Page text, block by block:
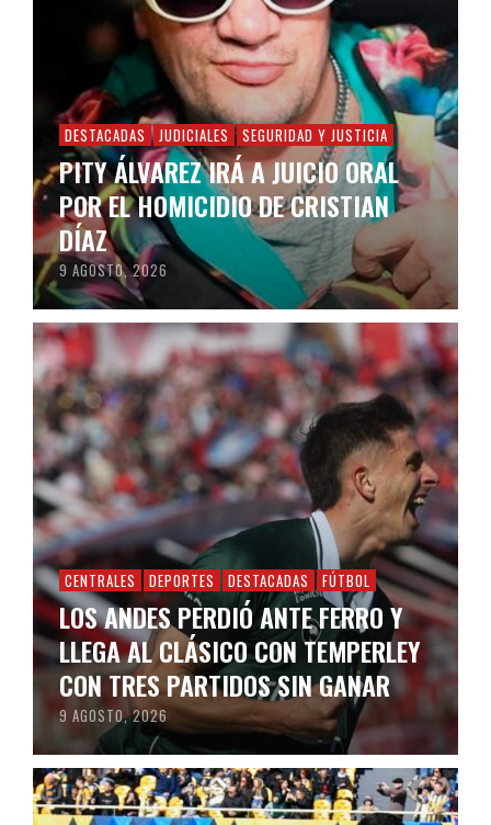
DESTACADAS JUDICIALES SEGURIDAD Y JUSTICIA
PITY ÁLVAREZ IRÁ A JUICIO ORAL
POR EL HOMICIDIO DE CRISTIAN
DÍAZ
9 AGOSTO, 2026
CENTRALES DEPORTES DESTACADAS FÚTBOL
LOS ANDES PERDIÓ ANTE FERRO Y
LLEGA AL CLÁSICO CON TEMPERLEY
CON TRES PARTIDOS SIN GANAR
9 AGOSTO, 2026